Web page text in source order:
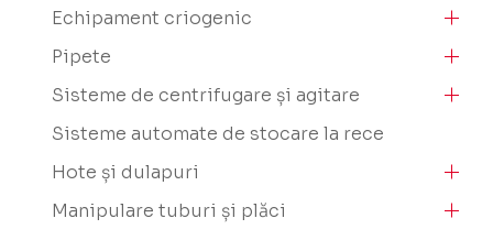
Echipament criogenic
Pipete
Sisteme de centrifugare și agitare
Sisteme automate de stocare la rece
Hote și dulapuri
Manipulare tuburi și plăci